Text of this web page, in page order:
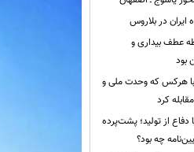
ایران در بلاروس
عطف بیداری و
بود
با هرکس که وحدت ملی و
کرد
دفاع از تولید؛ پشت‌پرده
چه بود؟